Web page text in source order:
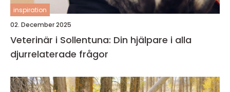
inspiration
02. December 2025
Veterinär i Sollentuna: Din hjälpare i alla
djurrelaterade frågor